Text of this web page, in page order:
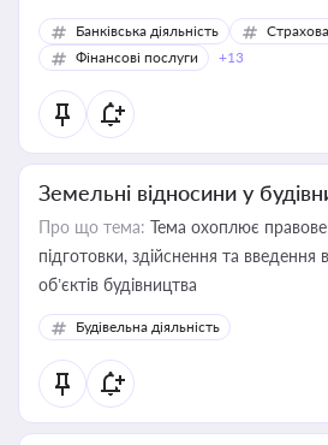
Банківська діяльність
Фінансові послуги
+13
Земельні відносини у
Про що тема: Тема охоплює
підготовки, здійснення та введення
об’єктів будівництва
Будівельна діяльність